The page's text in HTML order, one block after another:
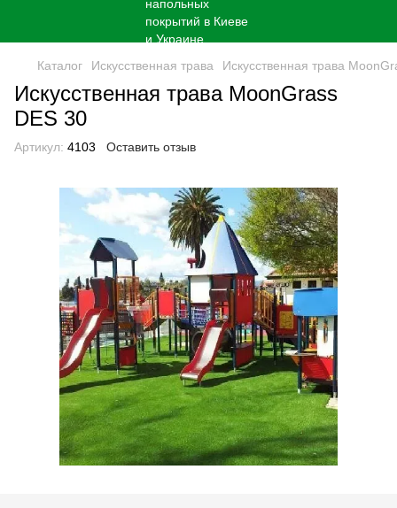
Каталог Искусственная трава Искусственная трава
Искусственная трава MoonGrass
DES 30
Артикул: 4103 Оставить отзыв